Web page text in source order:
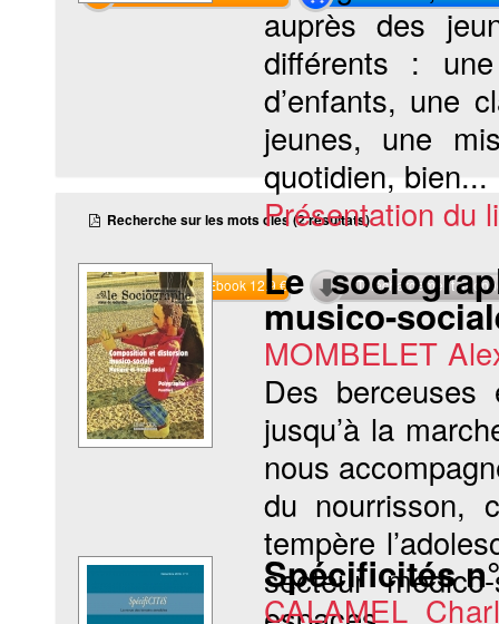
auprès des
différents :
d’enfants, une
jeunes, une
quotidien, bien...
Présentation du
Commander l'Ebook 12.9 € Téléchargement
Recherche sur les mots clés (2 résultats)
Le
musico-
MOMBELET
Des
jusqu’à la
nous
du nourrisson,
tempère
secteur
Spécificités
CALAMEL